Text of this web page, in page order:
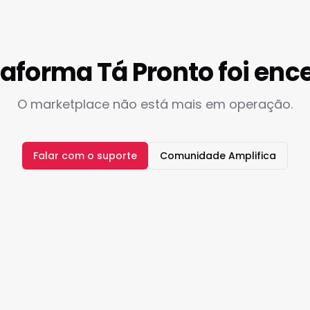
Tá Pronto foi
O marketplace não está mais em operação.
Falar com o suporte Comunidade Amplifica